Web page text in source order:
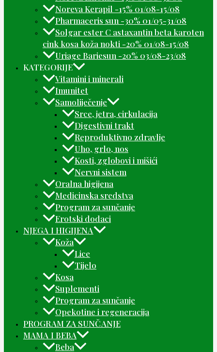
Noreva Kerapil -15% 01/08-15/08
Pharmaceris sun -30% 01/05-31/08
Solgar ester C astaxantin beta karoten
cink kosa koža nokti -20% 01/08-15/08
Uriage Bariesun -20% 03/08-23/08
KATEGORIJE
Vitamini i minerali
Imunitet
Samoliječenje
Srce, jetra, cirkulacija
Digestivni trakt
Reproduktivno zdravlje
Uho, grlo, nos
Kosti, zglobovi i mišići
Nervni sistem
Oralna higijena
Medicinska sredstva
Program za sunčanje
Erotski dodaci
NJEGA I HIGIJENA
Koža
Lice
Tijelo
Kosa
Suplementi
Program za sunčanje
Opekotine i regeneracija
PROGRAM ZA SUNČANJE
MAMA I BEBA
Beba